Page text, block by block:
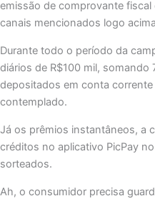
emissão de comprovante
canais mencionados logo
Durante todo o período da
diários de R$100 mil, somando
depositados em conta
contemplado.
Já os prêmios instantâneos, a
créditos no aplicativo PicPay
sorteados.
Ah, o consumidor precisa